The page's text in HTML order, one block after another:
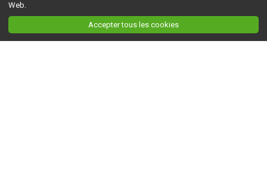
Web.
Accepter tous les cookies